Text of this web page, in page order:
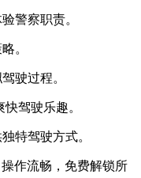
警察职责。
。
驶过程。
驾驶乐趣。
特驾驶方式。
作流畅，免费解锁所